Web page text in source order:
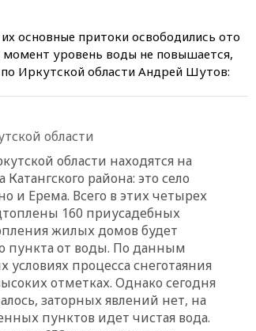
бесплатно
10:41Бывшая глава брокера
Mind Money Юлия Хандошко
одновременного членства в
ЕС и ЕАЭС
10:21 ФСБ задержала более
20 сотрудников пунктов
обмена криптовалюты в
«Москве-Сити»
10:13
Минтранс предлагает
тратить средства дорожных
фондов на защиту трасс от
БПЛА
09:56 Хакеры нашли
основные притоки освободились ото
момент уровень воды не повышается,
Иркутской области Андрей Шутов:
области
области находятся на
района: это село
и Ерема. Всего в этих четырех
160 приусадебных
жилых домов будет
пункта от воды. По данным
процесса снеготаяния
отметках. Однако сегодня
заторных явлений нет, на
пунктов идет чистая вода.